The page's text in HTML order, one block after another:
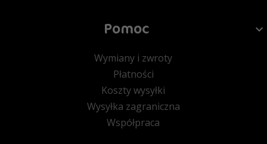
Pomoc
Wymiany i zwroty
Płatności
Koszty wysyłki
Wysyłka zagraniczna
Współpraca